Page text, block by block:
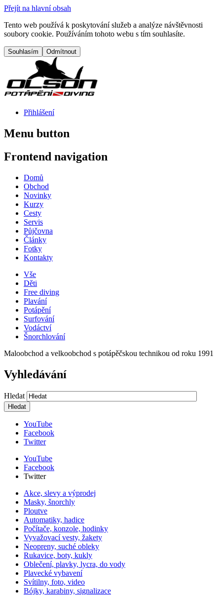
Přejít na hlavní obsah
Tento web používá k poskytování služeb a analýze návštěvnosti
soubory cookie. Používáním tohoto webu s tím souhlasíte.
Přihlášení
Menu button
Frontend navigation
Domů
Obchod
Novinky
Kurzy
Cesty
Servis
Půjčovna
Články
Fotky
Kontakty
Vše
Děti
Free diving
Plavání
Potápění
Surfování
Vodáctví
Šnorchlování
Maloobchod a velkoobchod s potápěčskou technikou od roku 1991
Vyhledávání
Hledat
YouTube
Facebook
Twitter
YouTube
Facebook
Twitter
Akce, slevy a výprodej
Masky, šnorchly
Ploutve
Automatiky, hadice
Počítače, konzole, hodinky
Vyvažovací vesty, žakety
Neopreny, suché obleky
Rukavice, boty, kukly
Oblečení, plavky, lycra, do vody
Plavecké vybavení
Svítilny, foto, video
Bójky, karabiny, signalizace